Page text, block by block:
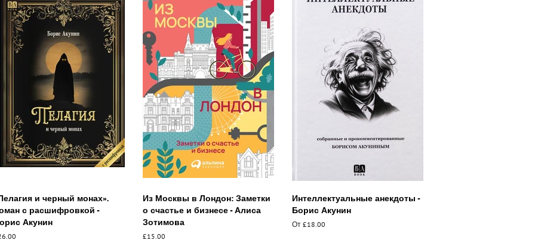
и черный монах».
с расшифровкой -
Акунин
Из Москвы в Лондон: Заметки
о счастье и бизнесе - Алиса
Зотимова
Обычная
£15.00
Интеллектуальные анекдоты -
Борис Акунин
От £18.00